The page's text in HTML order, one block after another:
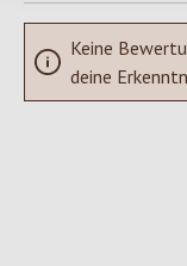
Keine
deine